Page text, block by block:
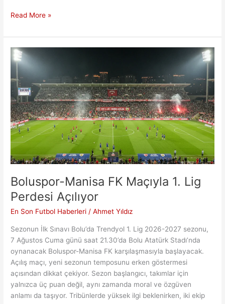
Orta
Kader
Savaşı:
Rodri
İçin
İki
Dev
Read More »
Boluspor-Manisa FK Maçıyla 1. Lig
Perdesi Açılıyor
En Son Futbol Haberleri /Ahmet Yıldız
Sezonun İlk Sınavı Bolu’da Trendyol 1. Lig 2026-2027 sezonu,
7 Ağustos Cuma günü saat 21.30’da Bolu Atatürk Stadı’nda
oynanacak Boluspor-Manisa FK karşılaşmasıyla başlayacak.
Açılış maçı, yeni sezonun temposunu erken göstermesi
açısından dikkat çekiyor. Sezon başlangıcı, takımlar için
yalnızca üç puan değil, aynı zamanda moral ve özgüven
anlamı da taşıyor. Tribünlerde yüksek ilgi beklenirken, iki ekip